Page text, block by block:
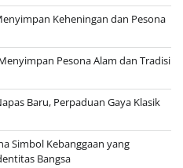
Keheningan dan Pesona
Pesona Alam dan Tradisi
Baru, Perpaduan Gaya Klasik
Simbol Kebanggaan yang
Bangsa